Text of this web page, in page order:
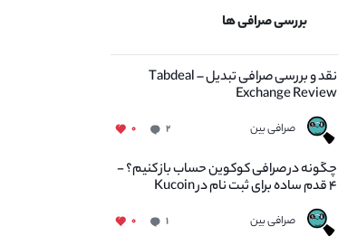
بررسی صرافی ها
نقد و بررسی صرافی تبدیل – Tabdeal
Exchange Review
صرافی بین ۲ ۰
چگونه در صرافی کوکوین حساب باز کنیم؟ -
۴ قدم ساده برای ثبت نام در Kucoin
صرافی بین ۱ ۰